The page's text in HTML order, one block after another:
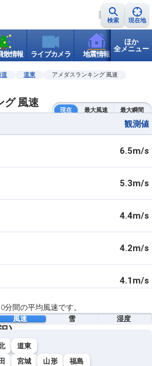
検索 現在地
散情報 ライブカメラ 地震情報 世界天
ほか
全メニュー
道 道東 アメダスランキング 風速
グ 風速
現在 最大風速 最大瞬間
観測値
6.5m/s
5.3m/s
4.4m/s
4.2m/s
4.1m/s
3.8m/s
間の平均風速です。
風速 雪 湿度
)
道東
宮城 山形 福島